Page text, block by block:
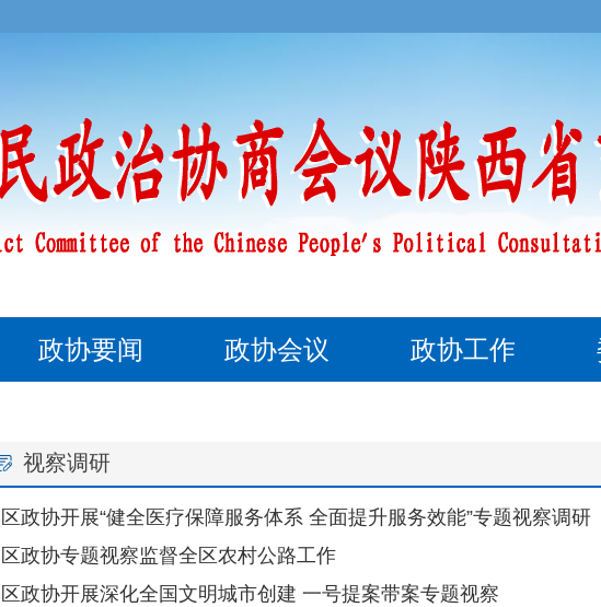
政协要闻 政协会议 政协工作
视察调研
区政协开展“健全医疗保障服务体系 全面提升服务效能”专题视察调研
区政协专题视察监督全区农村公路工作
区政协开展深化全国文明城市创建 一号提案带案专题视察